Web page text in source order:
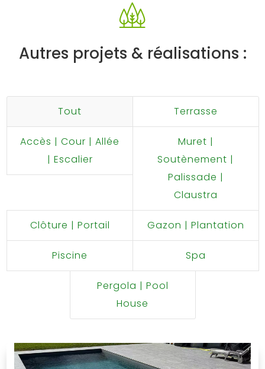
Autres projets & réalisations :
Tout Terrasse
Accès | Cour | Allée
| Escalier
Muret |
Soutènement |
Palissade |
Claustra
Clôture | Portail Gazon | Plantation
Piscine Spa
Pergola | Pool
House